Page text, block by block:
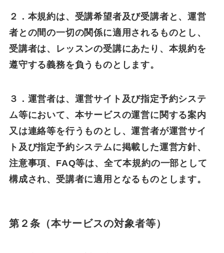
２．本規約は、受講希望者及び受講者と、運営
者との間の一切の関係に適用されるものとし、
受講者は、レッスンの受講にあたり、本規約を
遵守する義務を負うものとします。
３．運営者は、運営サイト及び指定予約システ
ム等において、本サービスの運営に関する案内
又は連絡等を行うものとし、運営者が運営サイ
ト及び指定予約システムに掲載した運営方針、
注意事項、FAQ等は、全て本規約の一部として
構成され、受講者に適用となるものとします。
第２条（本サービスの対象者等）